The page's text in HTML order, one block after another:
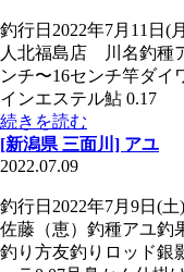
釣行日2022年7月11日(
人北福島店 川名釣種
ンチ〜16センチ竿ダイ
インエステル鮎 0.17
続きを読む
[新潟県 三面川] アユ
2022.07.09
釣行日2022年7月9日(
佐藤（恵）釣種アユ釣
釣り方友釣りロッド銀